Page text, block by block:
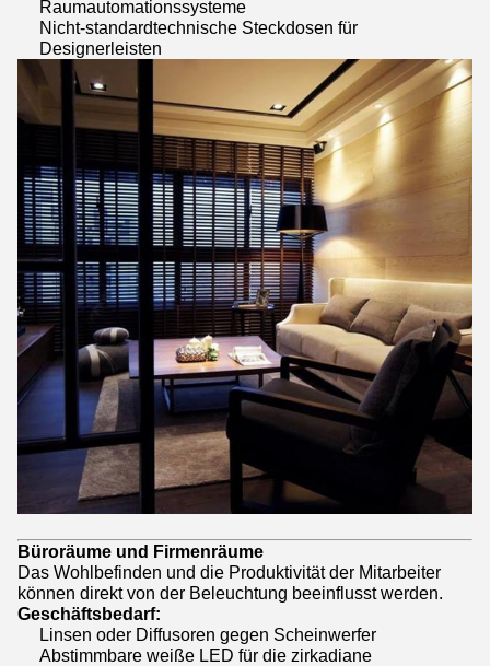
Raumautomationssysteme
Nicht-standardtechnische Steckdosen für
Designerleisten
Büroräume und Firmenräume
Das Wohlbefinden und die Produktivität der Mitarbeiter
können direkt von der Beleuchtung beeinflusst werden.
Geschäftsbedarf:
Linsen oder Diffusoren gegen Scheinwerfer
Abstimmbare weiße LED für die zirkadiane